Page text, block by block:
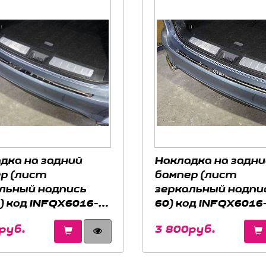
на задний
(лист
надпись
код INFQX6016-
INFINITI QX60
Накладка на
бампер (лист
зеркальный
60) код
для INFINITI QX60
2020
3 800руб.